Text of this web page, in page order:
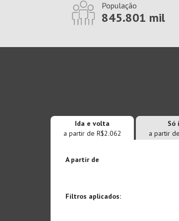
População
845.801 mil
Ida e volta
a partir de R$2.062
Só
a partir
A partir de
Filtros aplicados: